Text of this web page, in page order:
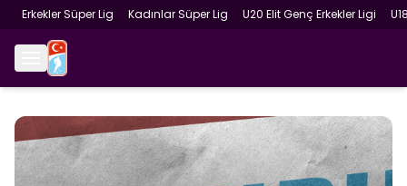
Erkekler Süper Lig Kadınlar Süper Lig U20 Elit Genç Erkekler Ligi